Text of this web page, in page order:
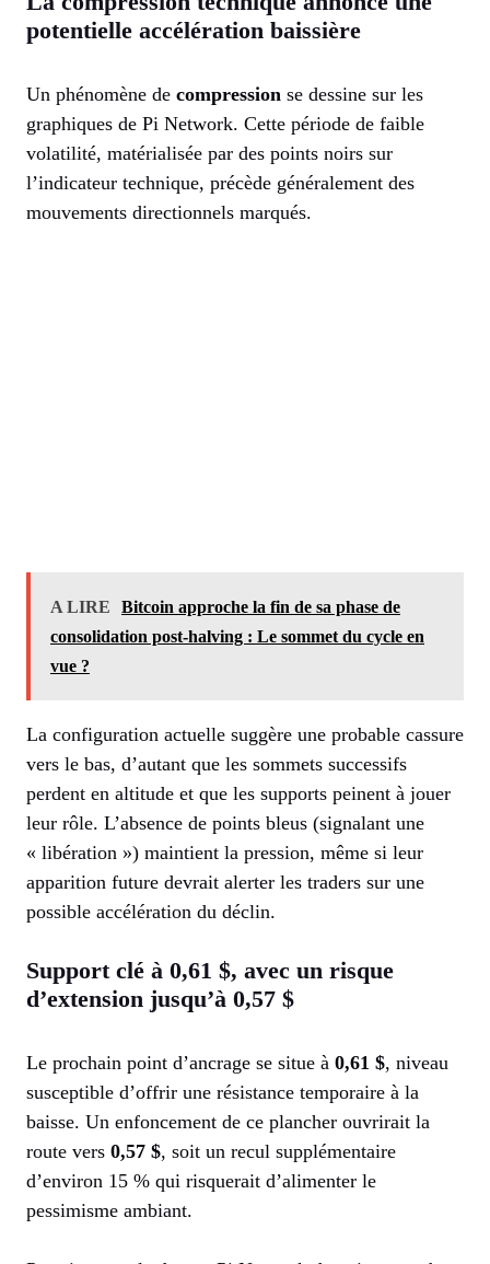
potentielle accélération baissière
Un phénomène de compression se dessine sur les
graphiques de Pi Network. Cette période de faible
volatilité, matérialisée par des points noirs sur
l’indicateur technique, précède généralement des
mouvements directionnels marqués.
A LIRE
Bitcoin approche la fin de sa phase de
consolidation post-halving : Le sommet du cycle en
vue ?
La configuration actuelle suggère une probable cassure
vers le bas, d’autant que les sommets successifs
perdent en altitude et que les supports peinent à jouer
leur rôle. L’absence de points bleus (signalant une
« libération ») maintient la pression, même si leur
apparition future devrait alerter les traders sur une
possible accélération du déclin.
Support clé à 0,61 $, avec un risque
d’extension jusqu’à 0,57 $
Le prochain point d’ancrage se situe à 0,61 $, niveau
susceptible d’offrir une résistance temporaire à la
baisse. Un enfoncement de ce plancher ouvrirait la
route vers 0,57 $, soit un recul supplémentaire
d’environ 15 % qui risquerait d’alimenter le
pessimisme ambiant.